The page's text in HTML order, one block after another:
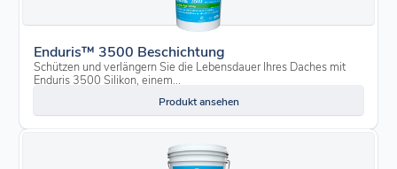
Enduris™ 3500 Beschichtung
Schützen und verlängern Sie die Lebensdauer Ihres Daches mit
Enduris 3500 Silikon, einem...
Produkt ansehen